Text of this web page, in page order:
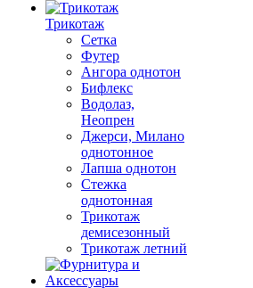
Трикотаж
Сетка
Футер
Ангора однотон
Бифлекс
Водолаз,
Неопрен
Джерси, Милано
однотонное
Лапша однотон
Стежка
однотонная
Трикотаж
демисезонный
Трикотаж летний